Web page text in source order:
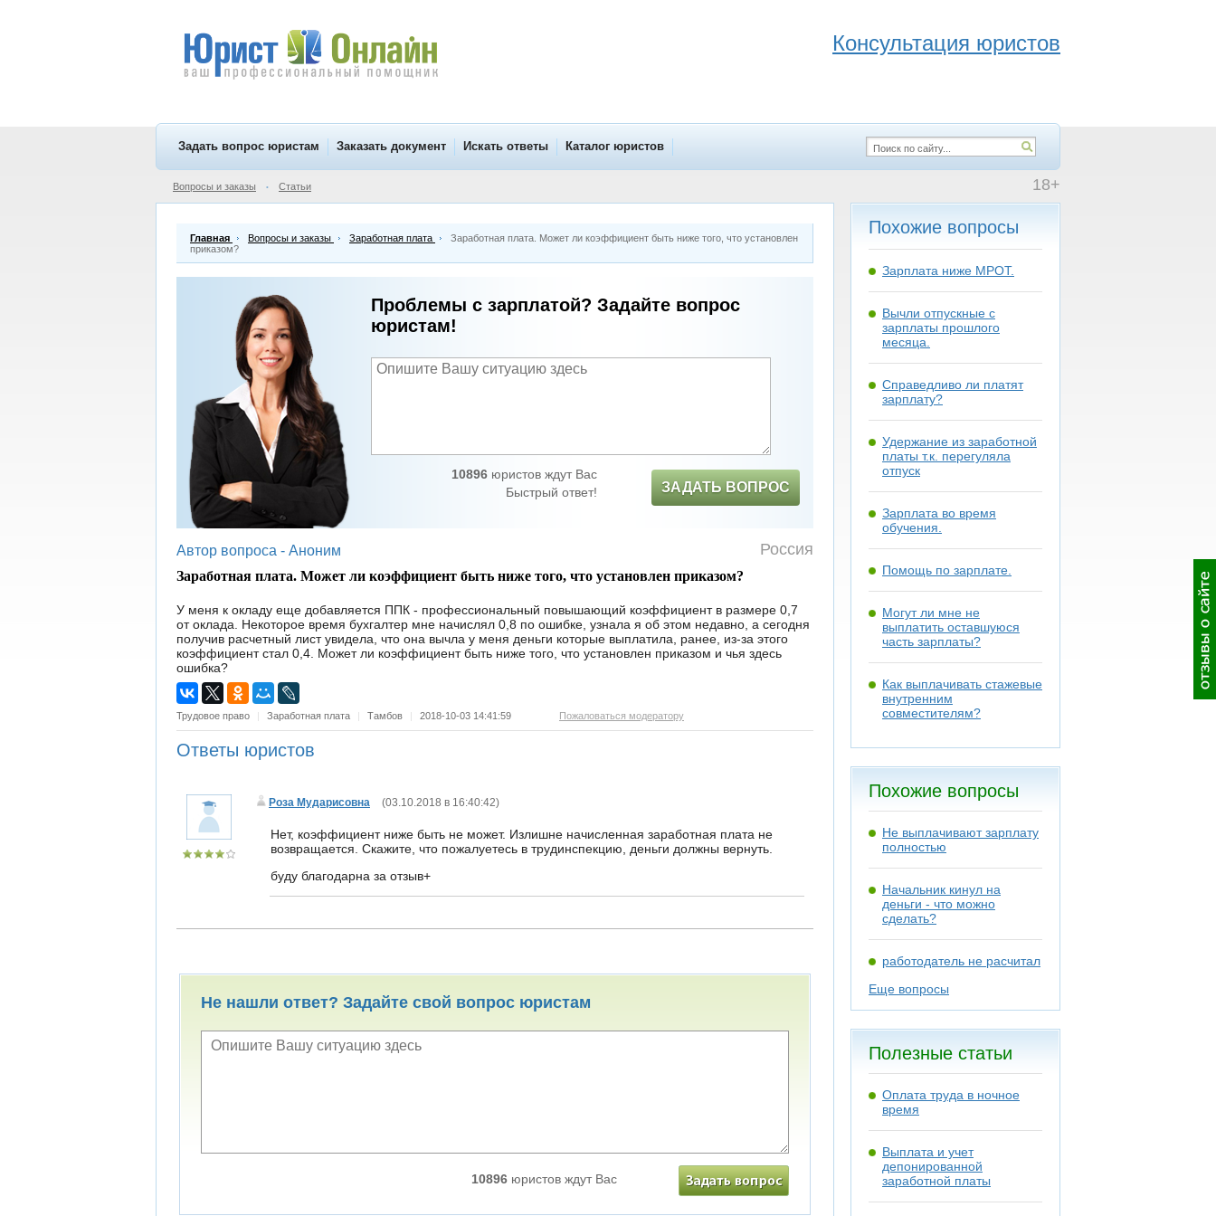
Консультация юристов
Задать вопрос юристам Заказать документ Искать ответы Каталог юристов
18+
Вопросы и заказы • Статьи
Главная Вопросы и заказы Заработная плата
Заработная плата. Может ли коэффициент быть ниже того, что установлен
приказом?
Проблемы с зарплатой? Задайте вопрос
юристам!
10896юристов ждут Вас
Быстрый ответ!
ЗАДАТЬ ВОПРОС
Автор вопроса - Аноним Россия
Заработная плата. Может ли коэффициент быть ниже того, что установлен приказом?
У меня к окладу еще добавляется ППК - профессиональный повышающий коэффициент в размере 0,7
от оклада. Некоторое время бухгалтер мне начислял 0,8 по ошибке, узнала я об этом недавно, а сегодня
получив расчетный лист увидела, что она вычла у меня деньги которые выплатила, ранее, из-за этого
коэффициент стал 0,4. Может ли коэффициент быть ниже того, что установлен приказом и чья здесь
ошибка?
Трудовое право | Заработная плата | Тамбов | 2018-10-03 14:41:59 Пожаловаться модератору
Ответы юристов
Роза Мударисовна (03.10.2018 в 16:40:42)
Нет, коэффициент ниже быть не может. Излишне начисленная заработная плата не
возвращается. Скажите, что пожалуетесь в трудинспекцию, деньги должны вернуть.
буду благодарна за отзыв+
Не нашли ответ? Задайте свой вопрос юристам
10896 юристов ждут Вас
Похожие вопросы
Зарплата ниже МРОТ.
Вычли отпускные с
зарплаты прошлого
месяца.
Справедливо ли платят
зарплату?
Удержание из заработной
платы т.к. перегуляла
отпуск
Зарплата во время
обучения.
Помощь по зарплате.
Могут ли мне не
выплатить оставшуюся
часть зарплаты?
Как выплачивать стажевые
внутренним
совместителям?
Похожие вопросы
Не выплачивают зарплату
полностью
Начальник кинул на
деньги - что можно
сделать?
работодатель не расчитал
Еще вопросы
Полезные статьи
Оплата труда в ночное
время
Выплата и учет
депонированной
заработной платы